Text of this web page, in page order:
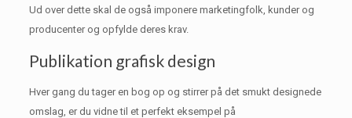
Ud over dette skal de også imponere marketingfolk, kunder og
producenter og opfylde deres krav.
Publikation grafisk design
Hver gang du tager en bog op og stirrer på det smukt designede
omslag, er du vidne til et perfekt eksempel på